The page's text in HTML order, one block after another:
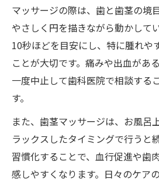
マッサージの際は、歯と歯茎の境
やさしく円を描きながら動かして
10秒ほどを目安にし、特に腫れや
ことが大切です。痛みや出血があ
一度中止して歯科医院で相談する
す。
また、歯茎マッサージは、お風呂
ラックスしたタイミングで行うと
習慣化することで、血行促進や歯
感しやすくなります。日々のケア